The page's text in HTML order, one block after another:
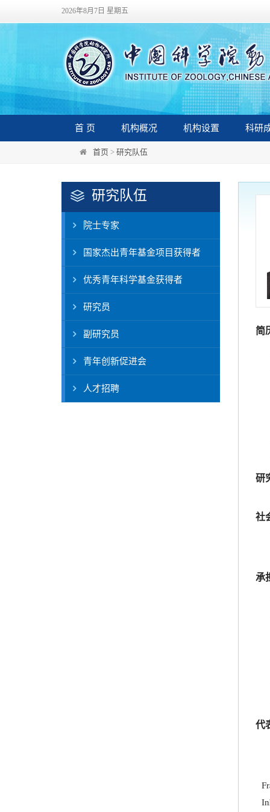
2026年8月7日 星期五
首 页 机构概况 机构设置 科研
首页 > 研究队伍
研究队伍
院士专家
国家杰出青年基金项目获得者
优秀青年科学基金获得者
研究员
副研究员
青年创新促进会
人才招聘
简
研
社
承
代